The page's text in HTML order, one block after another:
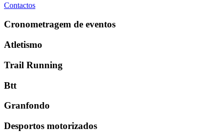
Contactos
Cronometragem de eventos
Atletismo
Trail Running
Btt
Granfondo
Desportos motorizados